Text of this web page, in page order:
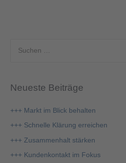
h
c
Neueste Beiträge
+++ Markt im Blick behalten
+++ Schnelle Klärung erreichen
+++ Zusammenhalt stärken
+++ Kundenkontakt im Fokus